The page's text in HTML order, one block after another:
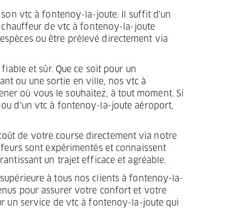
vtc à fontenoy-la-joute. Il suffit d'un
de vtc à fontenoy-la-joute
ou être prélevé directement via
et sûr. Que ce soit pour un
ou une sortie en ville, nos vtc à
où vous le souhaitez, à tout moment. Si
d'un vtc à fontenoy-la-joute aéroport,
de votre course directement via notre
sont expérimentés et connaissent
un trajet efficace et agréable.
à tous nos clients à fontenoy-la-
pour assurer votre confort et votre
un service de vtc à fontenoy-la-joute qui